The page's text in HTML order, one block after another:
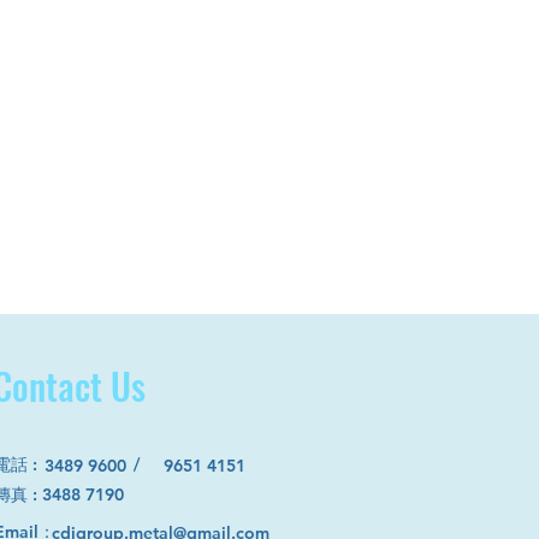
9651 4151
話 : /
：cdjgroup.metal@gmail.com
Us
3489 9600
真 : 3488 7190